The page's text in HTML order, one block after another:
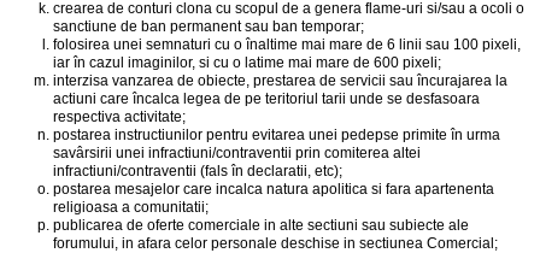
crearea de conturi clona cu scopul de a genera flame-uri si/sau a ocoli o
sanctiune de ban permanent sau ban temporar;
folosirea unei semnaturi cu o înaltime mai mare de 6 linii sau 100 pixeli,
iar în cazul imaginilor, si cu o latime mai mare de 600 pixeli;
interzisa vanzarea de obiecte, prestarea de servicii sau încurajarea la
actiuni care încalca legea de pe teritoriul tarii unde se desfasoara
respectiva activitate;
postarea instructiunilor pentru evitarea unei pedepse primite în urma
savârsirii unei infractiuni/contraventii prin comiterea altei
infractiuni/contraventii (fals în declaratii, etc);
postarea mesajelor care incalca natura apolitica si fara apartenenta
religioasa a comunitatii;
publicarea de oferte comerciale in alte sectiuni sau subiecte ale
forumului, in afara celor personale deschise in sectiunea Comercial;